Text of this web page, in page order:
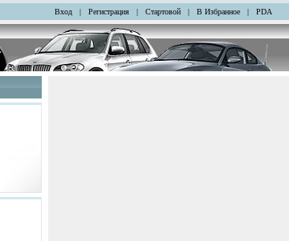
Вход | Регистрация | Стартовой | В Избранное | PDA